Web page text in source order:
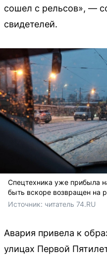
сошел с рельсов», —
свидетелей.
Спецтехника уже прибыла
быть вскоре возвращен на
Источник: читатель 74.RU
Авария привела к
улицах Первой